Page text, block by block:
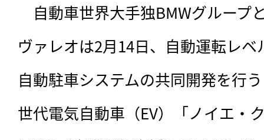
自動車世界大手独BMWグループ
ヴァレオは2月14日、自動運転レ
自動駐車システムの共同開発を行
世代電気自動車（EV）「ノイエ・